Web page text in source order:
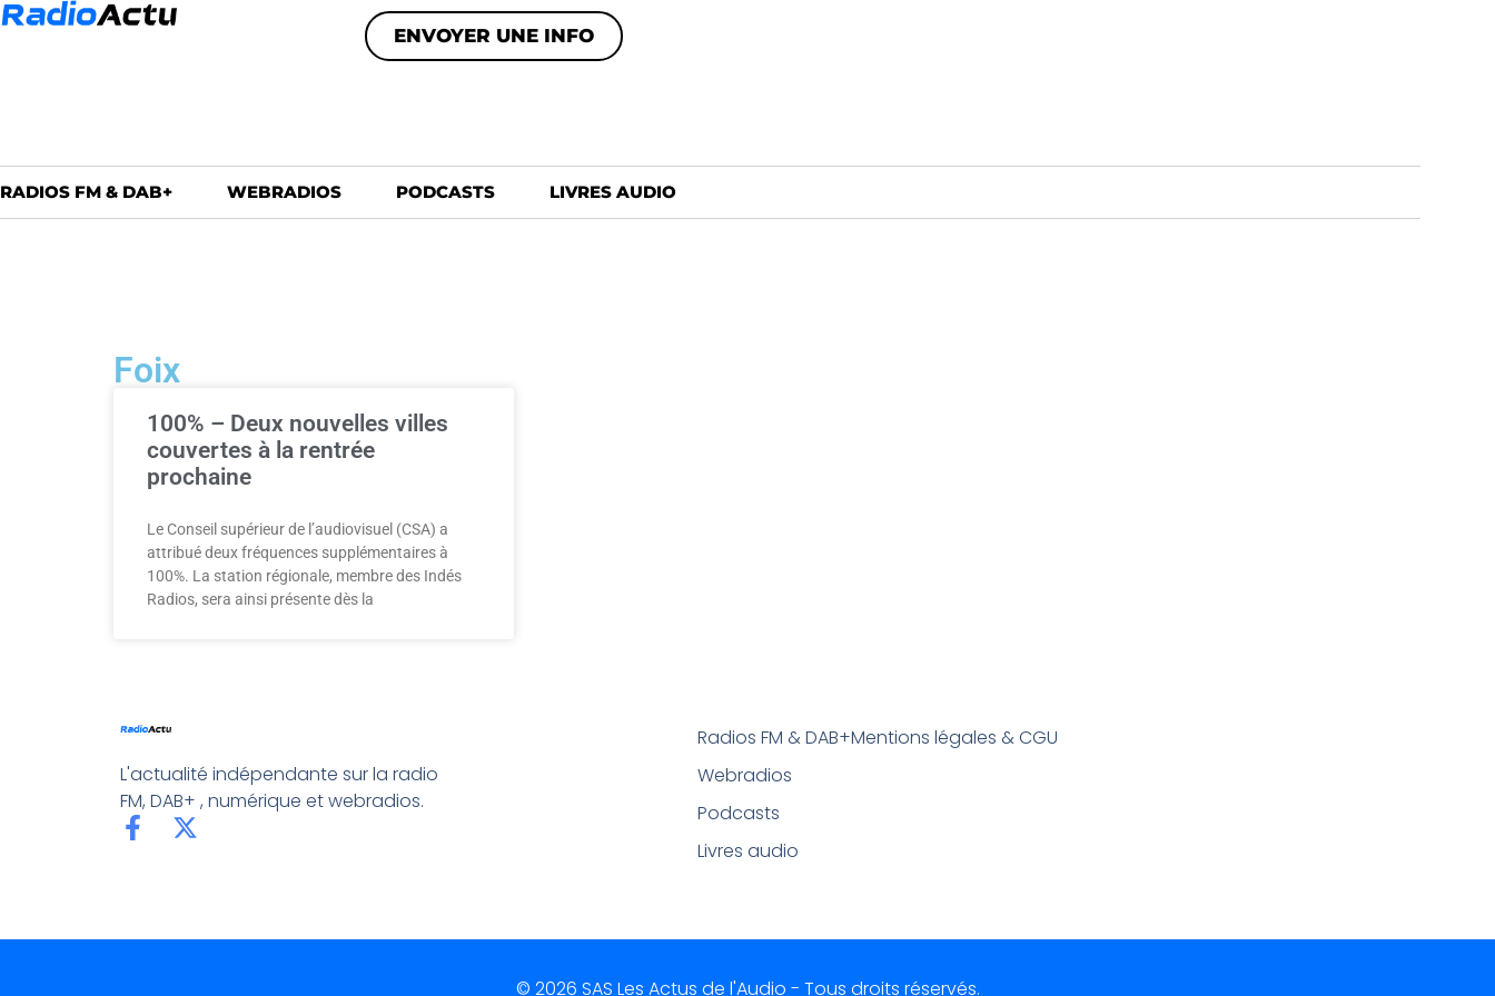
ENVOYER UNE INFO
RADIOS FM & DAB+ WEBRADIOS PODCASTS LIVRES AUDIO
Foix
100% – Deux nouvelles villes
couvertes à la rentrée
prochaine
Le Conseil supérieur de l’audiovisuel (CSA) a
attribué deux fréquences supplémentaires à
100%. La station régionale, membre des Indés
Radios, sera ainsi présente dès la
L'actualité indépendante sur la radio
FM, DAB+ , numérique et webradios.
Radios FM & DAB+
Webradios
Podcasts
Livres audio
Mentions légales & CGU
© 2026 SAS Les Actus de l'Audio - Tous droits réservés.